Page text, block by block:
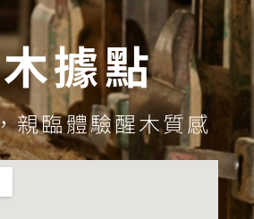
據點
親臨體驗醒木質感